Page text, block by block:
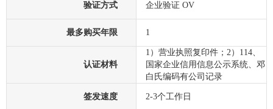
验证方式 企业验证 OV
最多购买年限 1
认证材料
1）营业执照复印件；2）114、
国家企业信用信息公示系统、邓
白氏编码有公司记录
签发速度 2-3个工作日